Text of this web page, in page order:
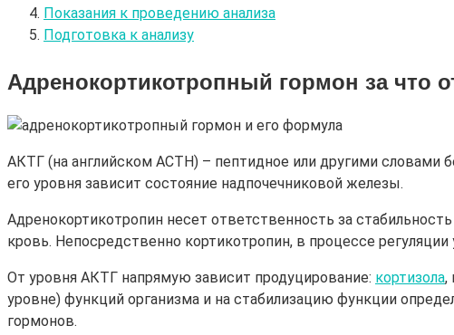
Показания к проведению анализа
Подготовка к анализу
Адренокортикотропный гормон за что
АКТГ (на английском ACTH) – пептидное или другими словами
его уровня зависит состояние надпочечниковой железы.
Адренокортикотропин несет ответственность за
кровь. Непосредственно кортикотропин, в процессе
От уровня АКТГ напрямую зависит продуцирование: кортизола,
уровне) функций организма и на стабилизацию функции
гормонов.